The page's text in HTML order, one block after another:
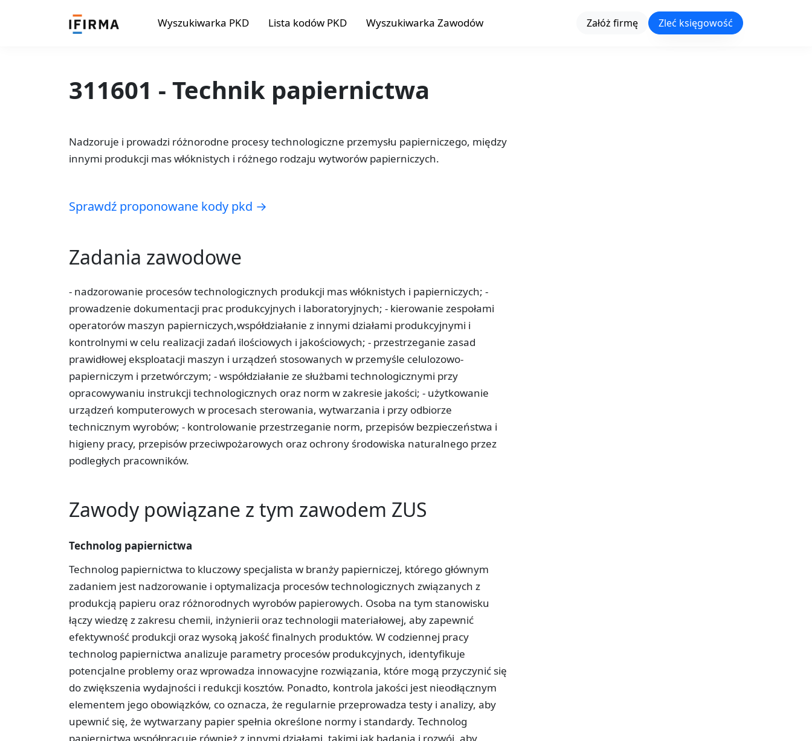
Wyszukiwarka PKD Lista kodów PKD Wyszukiwarka Zawodów Załóż firmę Zleć księgowość
311601 - Technik papiernictwa
Nadzoruje i prowadzi różnorodne procesy technologiczne przemysłu papierniczego, między
innymi produkcji mas włóknistych i różnego rodzaju wytworów papierniczych.
Sprawdź proponowane kody pkd →
Zadania zawodowe
- nadzorowanie procesów technologicznych produkcji mas włóknistych i papierniczych; -
prowadzenie dokumentacji prac produkcyjnych i laboratoryjnych; - kierowanie zespołami
operatorów maszyn papierniczych,współdziałanie z innymi działami produkcyjnymi i
kontrolnymi w celu realizacji zadań ilościowych i jakościowych; - przestrzeganie zasad
prawidłowej eksploatacji maszyn i urządzeń stosowanych w przemyśle celulozowo-
papierniczym i przetwórczym; - współdziałanie ze służbami technologicznymi przy
opracowywaniu instrukcji technologicznych oraz norm w zakresie jakości; - użytkowanie
urządzeń komputerowych w procesach sterowania, wytwarzania i przy odbiorze
technicznym wyrobów; - kontrolowanie przestrzeganie norm, przepisów bezpieczeństwa i
higieny pracy, przepisów przeciwpożarowych oraz ochrony środowiska naturalnego przez
podległych pracowników.
Zawody powiązane z tym zawodem ZUS
Technolog papiernictwa
Technolog papiernictwa to kluczowy specjalista w branży papierniczej, którego głównym
zadaniem jest nadzorowanie i optymalizacja procesów technologicznych związanych z
produkcją papieru oraz różnorodnych wyrobów papierowych. Osoba na tym stanowisku
łączy wiedzę z zakresu chemii, inżynierii oraz technologii materiałowej, aby zapewnić
efektywność produkcji oraz wysoką jakość finalnych produktów. W codziennej pracy
technolog papiernictwa analizuje parametry procesów produkcyjnych, identyfikuje
potencjalne problemy oraz wprowadza innowacyjne rozwiązania, które mogą przyczynić się
do zwiększenia wydajności i redukcji kosztów. Ponadto, kontrola jakości jest nieodłącznym
elementem jego obowiązków, co oznacza, że regularnie przeprowadza testy i analizy, aby
upewnić się, że wytwarzany papier spełnia określone normy i standardy. Technolog
papiernictwa współpracuje również z innymi działami, takimi jak badania i rozwój, aby